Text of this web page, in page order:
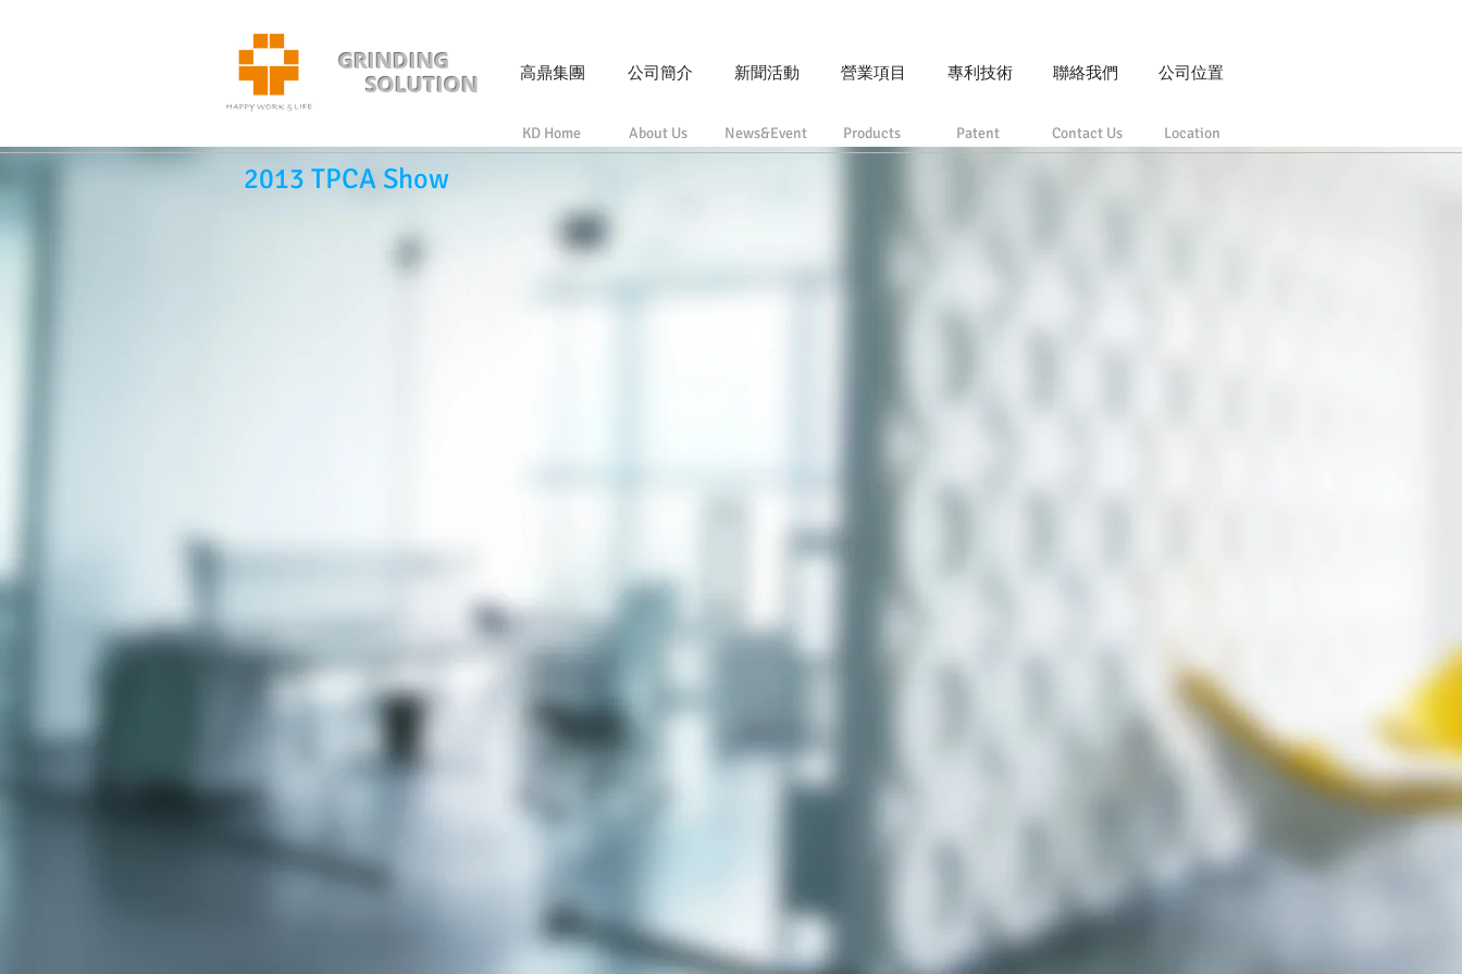
2013 TPCA Show
GRINDING
SOLUTION
高鼎集團 公司簡介 新聞活動 營業項目 專利技術 聯絡我們 公司位置
KD Home About Us News&Event Products Patent Contact Us Location